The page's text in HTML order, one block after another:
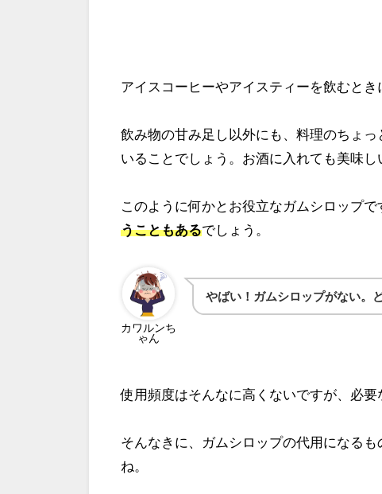
アイスコーヒーやアイスティーを飲むと
飲み物の甘み足し以外にも、料理のちょ
いることでしょう。お酒に入れても美味し
このように何かとお役立なガムシロップで
うこともあるでしょう。
カワルンち
ゃん
やばい！ガムシロップがない。
使用頻度はそんなに高くないですが、必要
そんなきに、ガムシロップの代用になる
ね。